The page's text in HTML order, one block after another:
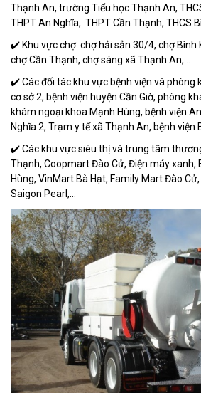
Thạnh An, trường Tiểu học Thạnh An,
THPT An Nghĩa, THPT Cần Thạnh, THCS
✔️ Khu vực chợ: chợ hải sản 30/4, chợ Bình
chợ Cần Thạnh, chợ sáng xã Thạnh An,...
✔️ Các đối tác khu vực bệnh viện và phòng
cơ sở 2, bệnh viện huyện Cần Giờ, phòng
khám ngoại khoa Mạnh Hùng, bệnh viện
Nghĩa 2, Trạm y tế xã Thạnh An, bệnh viện
✔️ Các khu vực siêu thị và trung tâm
Thạnh, Coopmart Đào Cử, Điện máy xanh,
Hùng, VinMart Bà Hạt, Family Mart Đào Cử,
Saigon Pearl,...